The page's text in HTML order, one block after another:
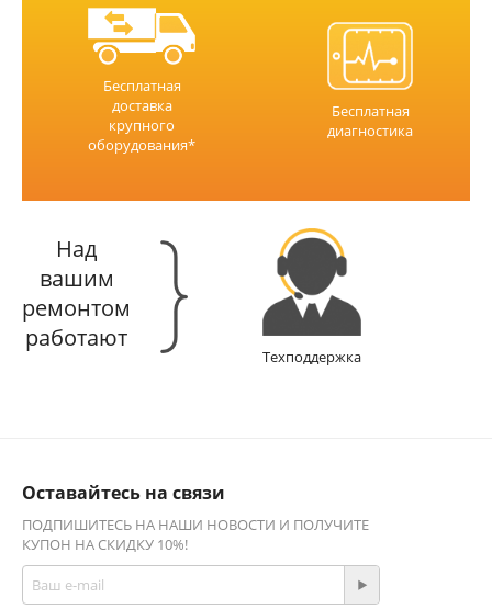
Бесплатная
доставка
крупного
оборудования*
Бесплатная
диагностика
Над
вашим
ремонтом
работают
Техподдержка
Оставайтесь на связи
ПОДПИШИТЕСЬ НА НАШИ НОВОСТИ И ПОЛУЧИТЕ
КУПОН НА СКИДКУ 10%!